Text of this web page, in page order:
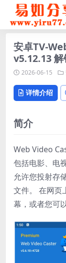
安卓TV-
v5.12.13
2026-06-15
详情介绍
简介
Web Video
包括电影、电
允许您投射存
文件。 在网页
幕，或者您可